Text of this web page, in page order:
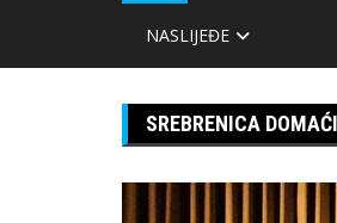
NASLIJEĐE
SREBRENICA